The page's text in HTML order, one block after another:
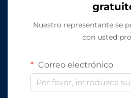
Nuestro representante se
con usted
Correo electrónico